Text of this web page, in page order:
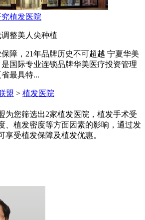
植发医院
调整美人尖种植
障，21年品牌历史不可超越 宁夏华美
国际专业连锁品牌华美医疗投资管理
最具特...
盟 > 植发医院
为您筛选出2家植发医院，植发手术受
、植发密度等方面因素的影响，通过发
享受植发保障及植发优惠。